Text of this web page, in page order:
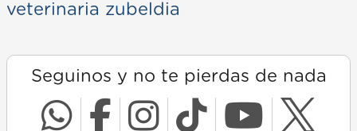
veterinaria zubeldia
Seguinos y no te pierdas de nada